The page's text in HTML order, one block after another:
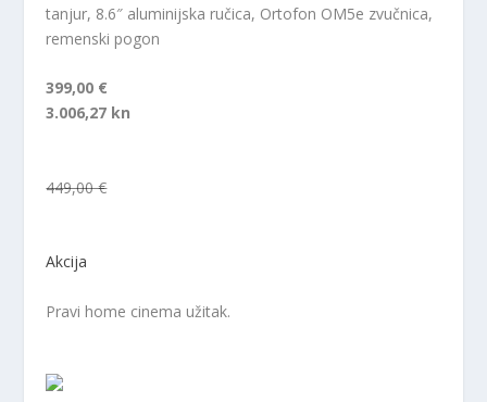
tanjur, 8.6″ aluminijska ručica, Ortofon OM5e zvučnica,
remenski pogon
399,00 €
3.006,27 kn
449,00 €
Akcija
Pravi home cinema užitak.